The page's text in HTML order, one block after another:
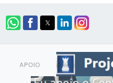
APOIO